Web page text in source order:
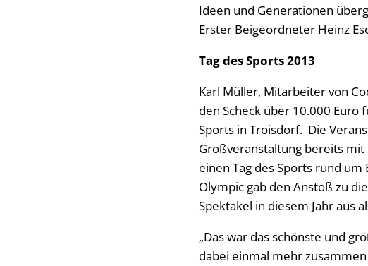
Ideen und Generationen
Erster Beigeordneter Heinz
Tag des Sports 2013
Karl Müller, Mitarbeiter von
den Scheck über 10.000 Euro
Sports in Troisdorf. Die
Großveranstaltung bereits
einen Tag des Sports rund
Olympic gab den Anstoß zu
Spektakel in diesem Jahr aus
„Das war das schönste und
dabei einmal mehr